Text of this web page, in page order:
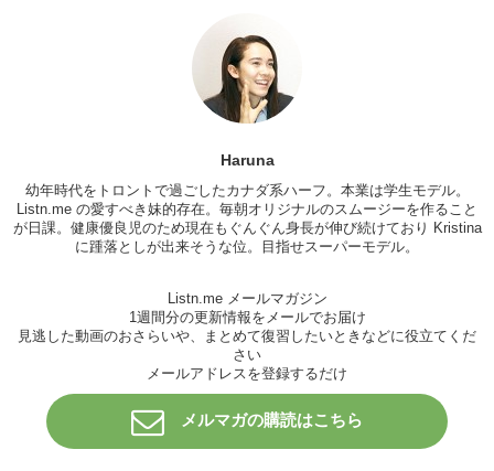
so I was really interested in
from the sound and the like..you know..like the pictures..? I mean the
screen?
K: The animation?
K: 3D surround sound? Ohhh.
H: It was more amazing and I could cry with only with the you know
..it’s not a sad thing or sad situation but I could cry with by the
sounds and you know the beautiful…
K: Images?
Haruna
幼年時代をトロントで過ごしたカナダ系ハーフ。本業は学生モデル。
Listn.me の愛すべき妹的存在。毎朝オリジナルのスムージーを作ること
が日課。健康優良児のため現在もぐんぐん身長が伸び続けており Kristina
に踵落としが出来そうな位。目指せスーパーモデル。
Listn.me メールマガジン
1週間分の更新情報をメールでお届け
見逃した動画のおさらいや、まとめて復習したいときなどに役立てくだ
さい
メールアドレスを登録するだけ
メルマガの購読はこちら